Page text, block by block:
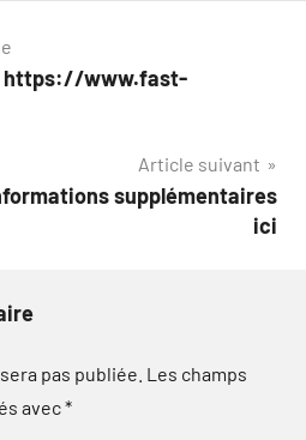
https://www.fast-
Article suivant
supplémentaires
ici
pas publiée. Les champs
avec*